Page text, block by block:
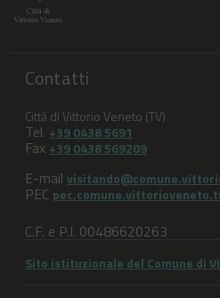
Contatti
Città di Vittorio Veneto (TV)
Tel. +39 0438 5691
Fax +39 0438 569209
E-mail
PEC
C.F. e P.I. 00486620263
Sito istituzionale del Comune di